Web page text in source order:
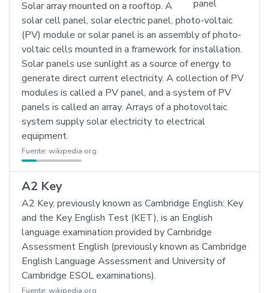
Solar array mounted on a rooftop. A
solar cell panel, solar electric panel, photo-voltaic
(PV) module or solar panel is an assembly of photo-
voltaic cells mounted in a framework for installation.
Solar panels use sunlight as a source of energy to
generate direct current electricity. A collection of PV
modules is called a PV panel, and a system of PV
panels is called an array. Arrays of a photovoltaic
system supply solar electricity to electrical
equipment.
Fuente: wikipedia.org
A2 Key
A2 Key, previously known as Cambridge English: Key
and the Key English Test (KET), is an English
language examination provided by Cambridge
Assessment English (previously known as Cambridge
English Language Assessment and University of
Cambridge ESOL examinations).
Fuente: wikipedia.org